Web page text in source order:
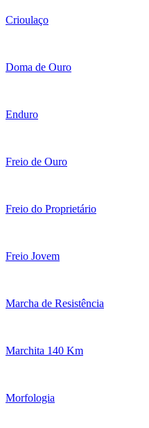
Crioulaço
Doma de Ouro
Enduro
Freio de Ouro
Freio do Proprietário
Freio Jovem
Marcha de Resistência
Marchita 140 Km
Morfologia